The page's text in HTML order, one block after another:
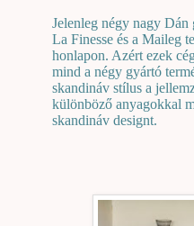
Jelenleg négy nagy Dán
La Finesse és a Maileg
honlapon. Azért ezek
mind a négy gyártó
skandináv stílus a
különböző anyagokkal
skandináv designt.